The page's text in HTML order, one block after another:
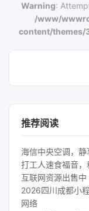
Warning:
/www/
content/themes/
推荐阅读
海信中央空调，
打工人速食福音，
互联网资源出售中
2026四川成都小
网络